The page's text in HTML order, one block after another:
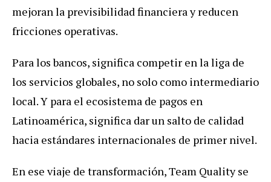
mejoran la previsibilidad financiera y reducen
fricciones operativas.
Para los bancos, significa competir en la liga de
los servicios globales, no solo como intermediario
local. Y para el ecosistema de pagos en
Latinoamérica, significa dar un salto de calidad
hacia estándares internacionales de primer nivel.
En ese viaje de transformación, Team Quality se